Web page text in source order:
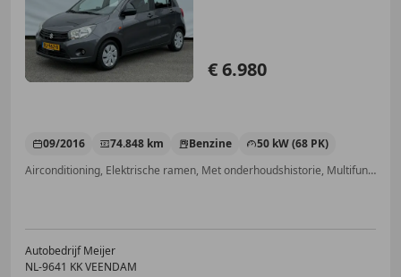
€ 6.980
09/2016 74.848 km Benzine
50 kW (68 PK)
Airconditioning, Elektrische ramen, Met onderhoudshistorie, Multifunctioneel stuurwiel, LED dagrijverlichting, Airbag passagier, Centrale deurvergrendeling met afstandsbediening, Zij-airbags
Autobedrijf Meijer
NL-9641 KK VEENDAM